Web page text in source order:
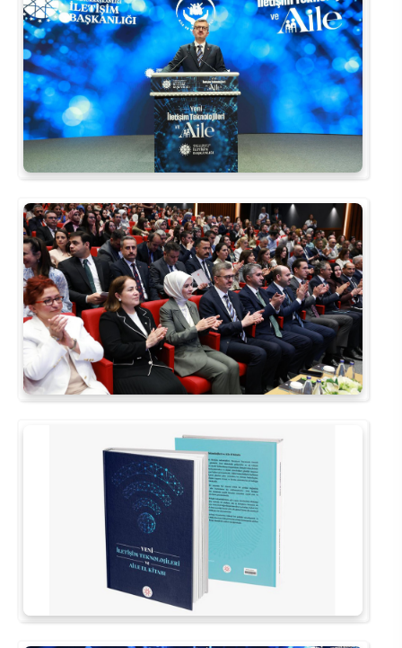
Rehberlik ve Psikolojik Danışmanlık Uygulama ve Araştırma Merkezi
Restorasyon ve Koruma Merkezi
Sürdürülebilir Çevre Uygulama ve Araştırma Merkezi
Sürekli Eğitim Uygulama ve Araştırma Merkezi
Türkçe Öğretimi Uygulama ve Araştırma Merkezi
Uzaktan Eğitim Uygulama ve Araştırma Merkezi
Yörük Kültürü Uygulama ve Araştırma Merkezi